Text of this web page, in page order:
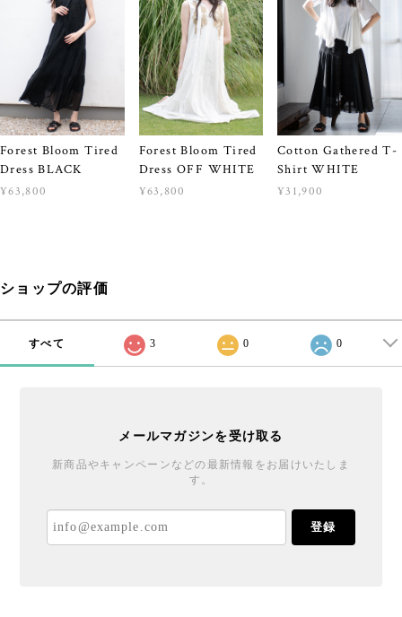
Forest Bloom Tired
Dress BLACK
¥63,800
Forest Bloom Tired
Dress OFF WHITE
¥63,800
Cotton Gathered T-
Shirt WHITE
¥31,900
ショップの評価
すべて 3 0 0
メールマガジンを受け取る
新商品やキャンペーンなどの最新情報をお届けいたしま
す。
登録